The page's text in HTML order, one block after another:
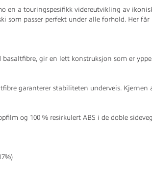
en a touringspesifikk videreutvikling av
som passer perfekt under alle forhold. Her
gir en lett konstruksjon som er
garanterer stabiliteten underveis.
og 100 % resirkulert ABS i de doble